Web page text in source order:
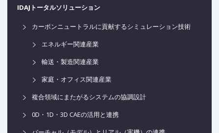
IDAJトータルソリューション
カーボンニュートラルに貢献するシミュレーション技術
エネルギー関連産業
輸送・製造関連産業
家庭・オフィス関連産業
複合領域にまたがるシステムの協調設計
0D・1D・3D CAEの活用と連携